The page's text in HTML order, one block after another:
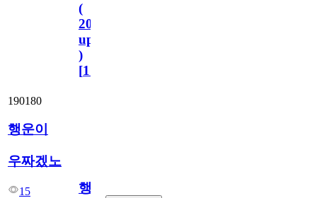
(
2023.11.1
update
)
[110
190180
행운이
우짜겠노
15
행